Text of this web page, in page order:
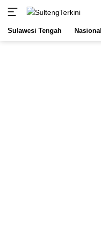
Sulawesi Tengah Nasional